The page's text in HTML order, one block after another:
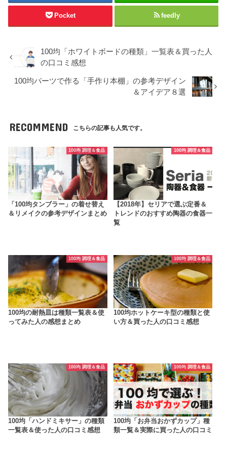
Pocket feedly
100均「ホワイトボードの種類」一覧表＆買った人
の口コミ感想
100均パーツで作る「手作り本棚」の参考デザイン
＆アイデア８選
RECOMMEND こちらの記事も人気です。
100均 調理＆食品
「100均タンブラー」の着せ替え
＆リメイクの参考デザインまとめ
100均 調理＆食品
【2018年】セリアで選ぶ定番＆
トレンドのおすすめ陶器の食器一
覧
100均 調理＆食品
100均の耐熱皿は種類一覧表＆使
ってみた人の感想まとめ
100均 調理＆食品
100均ホットケーキ型の種類と使
い方＆買った人の口コミ感想
100均 調理＆食品
100均「ハンドミキサー」の種類
一覧表＆使った人の口コミ感想
100均 調理＆食品
100均「お弁当おかずカップ」種
類一覧＆実際に買った人の口コミ